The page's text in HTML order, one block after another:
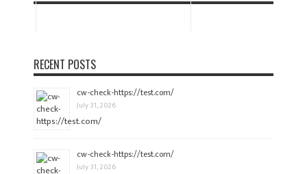
RECENT POSTS
cw-check-https://test.com/
July 31, 2026
cw-check-https://test.com/
July 31, 2026